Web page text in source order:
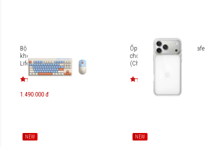
Bộ bàn phím kèm chuột
không dây MicroPack
Lifestyle KM-269W
1.490.000 đ
Ốp lưng trong suốt MagSafe
cho iPhone 17 Pro Max
(Chính hãng Apple)
NEW NEW